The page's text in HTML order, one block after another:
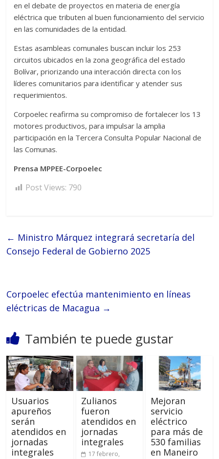
en el debate de proyectos en materia de energía
eléctrica que tributen al buen funcionamiento del servicio
en las comunidades de la entidad.
Estas asambleas comunales buscan incluir los 253
circuitos ubicados en la zona geográfica del estado
Bolívar, priorizando una interacción directa con los
líderes comunitarios para identificar y atender sus
requerimientos.
Corpoelec reafirma su compromiso de fortalecer los 13
motores productivos, para impulsar la amplia
participación en la Tercera Consulta Popular Nacional de
las Comunas.
Prensa MPPEE-Corpoelec
Post Views: 790
← Ministro Márquez integrará secretaría del
Consejo Federal de Gobierno 2025
Corpoelec efectúa mantenimiento en líneas
eléctricas de Macagua →
También te puede gustar
Usuarios
apureños
serán
atendidos en
jornadas
integrales
Zulianos
fueron
atendidos en
jornadas
integrales
17 febrero,
Mejoran
servicio
eléctrico
para más de
530 familias
en Maneiro